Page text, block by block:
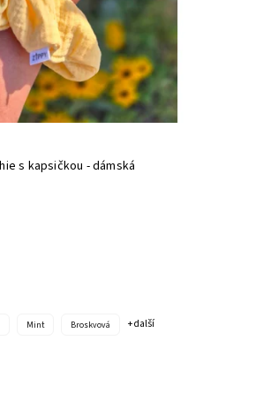
s kapsičkou - dámská
Mint Broskvová + další